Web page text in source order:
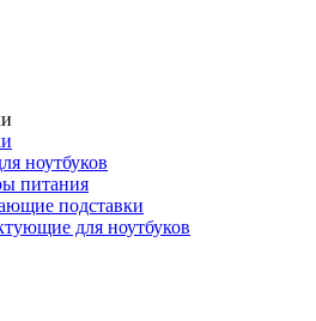
ноутбуков
питания
подставки
для ноутбуков